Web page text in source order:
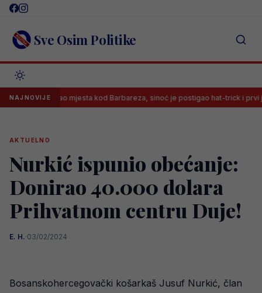
Skip
content Sve Osim Politike
NAJNOVIJE
Nije imao mjesta kod Barbareza, sinoć je postigao hat-trick i prvi je strijelac
AKTUELNO
Nurkić ispunio obećanje:
Donirao 40.000 dolara
Prihvatnom centru Duje!
E. H.·03/02/2024
Bosanskohercegovački košarkaš Jusuf Nurkić, član